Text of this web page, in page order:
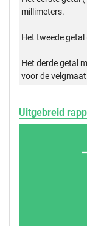
millimeters.
Het tweede getal
Het derde getal
voor de
Uitgebreid